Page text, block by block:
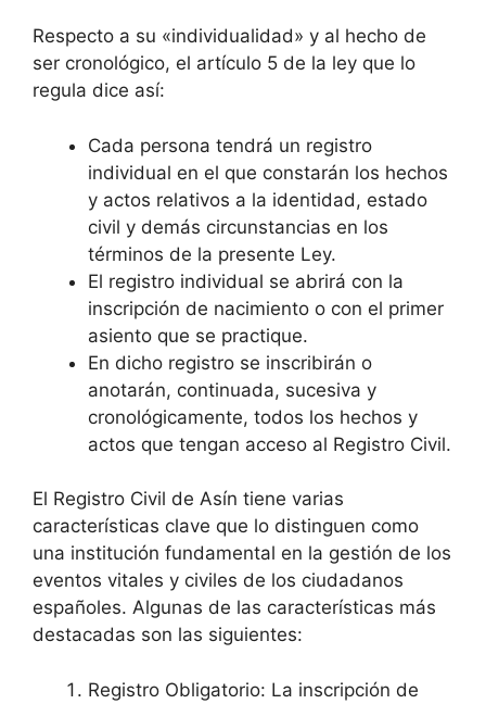
Respecto a su «individualidad» y al hecho de
ser cronológico, el artículo 5 de la ley que lo
regula dice así:
Cada persona tendrá un registro
individual en el que constarán los hechos
y actos relativos a la identidad, estado
civil y demás circunstancias en los
términos de la presente Ley.
El registro individual se abrirá con la
inscripción de nacimiento o con el primer
asiento que se practique.
En dicho registro se inscribirán o
anotarán, continuada, sucesiva y
cronológicamente, todos los hechos y
actos que tengan acceso al Registro Civil.
El Registro Civil de Asín tiene varias
características clave que lo distinguen como
una institución fundamental en la gestión de los
eventos vitales y civiles de los ciudadanos
españoles. Algunas de las características más
destacadas son las siguientes:
Registro Obligatorio: La inscripción de